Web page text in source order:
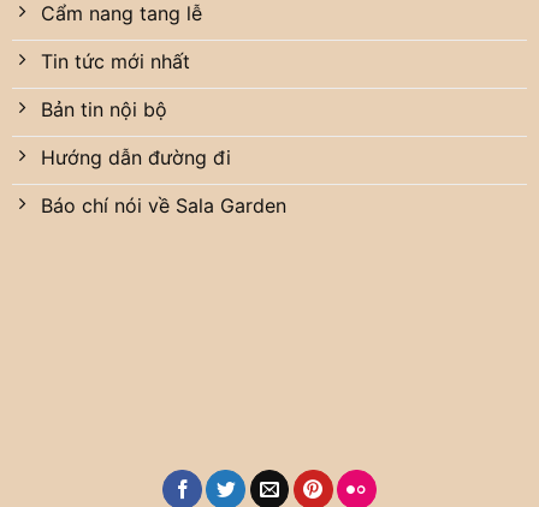
Cẩm nang tang lễ
Tin tức mới nhất
Bản tin nội bộ
Hướng dẫn đường đi
Báo chí nói về Sala Garden